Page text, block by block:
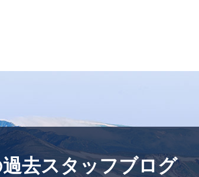
去スタッフブログ